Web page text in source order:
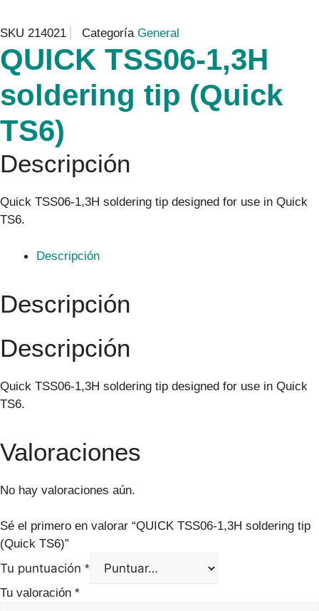
SKU 214021 Categoría General
QUICK TSS06-1,3H
soldering tip (Quick
TS6)
Descripción
Quick TSS06-1,3H soldering tip designed for use in Quick
TS6.
Descripción
Descripción
Descripción
Quick TSS06-1,3H soldering tip designed for use in Quick
TS6.
Valoraciones
No hay valoraciones aún.
Sé el primero en valorar “QUICK TSS06-1,3H soldering tip
(Quick TS6)”
Tu puntuación *
Tu valoración *